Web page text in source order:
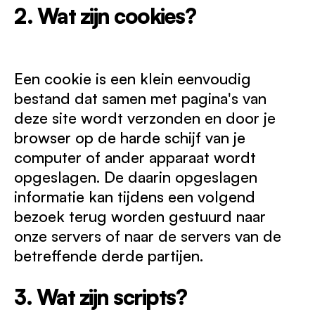
2. Wat zijn cookies?
Een cookie is een klein eenvoudig
bestand dat samen met pagina's van
deze site wordt verzonden en door je
browser op de harde schijf van je
computer of ander apparaat wordt
opgeslagen. De daarin opgeslagen
informatie kan tijdens een volgend
bezoek terug worden gestuurd naar
onze servers of naar de servers van de
betreffende derde partijen.
3. Wat zijn scripts?